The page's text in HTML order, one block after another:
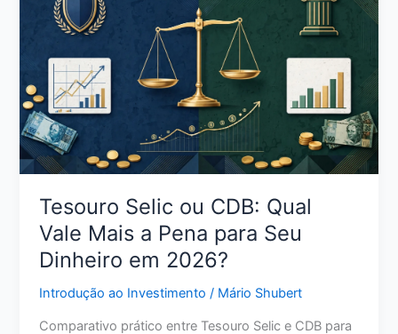
Anuidade:
Como
Escolher
Opção
Certa
para
Seu
Tesouro Selic ou CDB: Qual
Vale Mais a Pena para Seu
Dinheiro em 2026?
Introdução ao Investimento / Mário Shubert
Comparativo prático entre Tesouro Selic e CDB para